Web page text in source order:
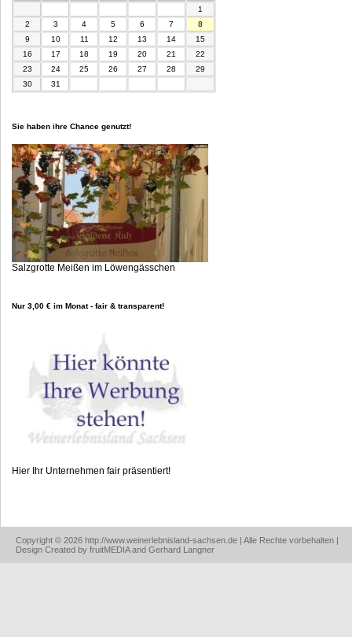
1
2
3 4 5 6 7
8
9
10 11 12 13 14
15
16
17 18 19 20 21
22
23
24 25 26 27 28
29
30
31
Sie haben ihre Chance genutzt!
Salzgrotte Meißen im Löwengässchen
Nur 3,00 € im Monat - fair & transparent!
Hier Ihr Unternehmen fair präsentiert!
Copyright © 2026 http://www.weinerlebnisland-sachsen.de | Alle Rechte vorbehalten |
Design Created by fruitMEDIA and Gerhard Langner